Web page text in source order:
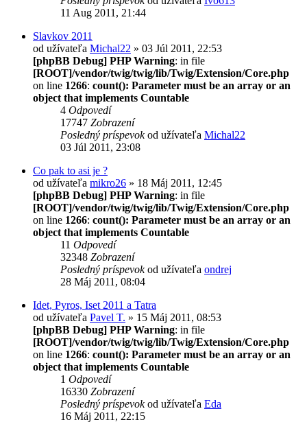
11 Aug 2011, 21:44
Slavkov 2011
od užívateľa Michal22 » 03 Júl 2011, 22:53
[phpBB Debug] PHP Warning: in file
[ROOT]/vendor/twig/twig/lib/Twig/Extension/Core.php
on line 1266: count(): Parameter must be an array or an
object that implements Countable
4 Odpovedí
17747 Zobrazení
Posledný príspevokod užívateľa Michal22
03 Júl 2011, 23:08
Co pak to asi je ?
od užívateľa mikro26 » 18 Máj 2011, 12:45
[phpBB Debug] PHP Warning: in file
[ROOT]/vendor/twig/twig/lib/Twig/Extension/Core.php
on line 1266: count(): Parameter must be an array or an
object that implements Countable
11 Odpovedí
32348 Zobrazení
Posledný príspevokod užívateľa ondrej
28 Máj 2011, 08:04
Idet, Pyros, Iset 2011 a Tatra
od užívateľa Pavel T. » 15 Máj 2011, 08:53
[phpBB Debug] PHP Warning: in file
[ROOT]/vendor/twig/twig/lib/Twig/Extension/Core.php
on line 1266: count(): Parameter must be an array or an
object that implements Countable
1 Odpovedí
16330 Zobrazení
Posledný príspevokod užívateľa Eda
16 Máj 2011, 22:15